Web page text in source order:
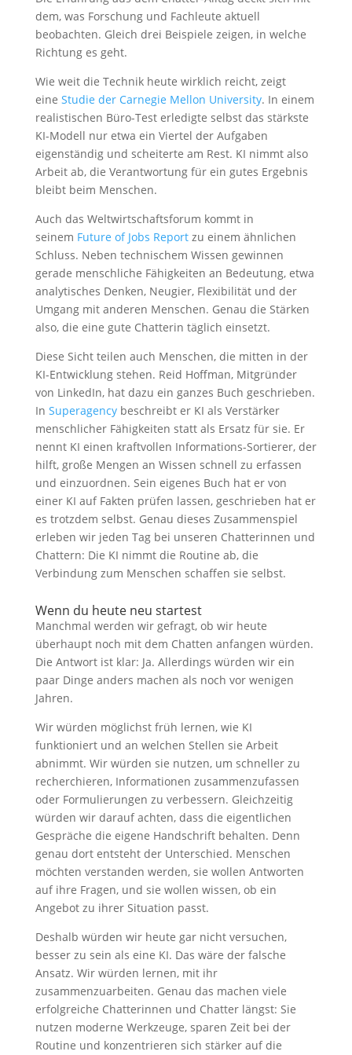
dem, was Forschung und Fachleute aktuell
beobachten. Gleich drei Beispiele zeigen, in welche
Richtung es geht.
Wie weit die Technik heute wirklich reicht, zeigt
eine Studie der Carnegie Mellon University. In einem
realistischen Büro-Test erledigte selbst das stärkste
KI-Modell nur etwa ein Viertel der Aufgaben
eigenständig und scheiterte am Rest. KI nimmt also
Arbeit ab, die Verantwortung für ein gutes Ergebnis
bleibt beim Menschen.
Auch das Weltwirtschaftsforum kommt in
seinem Future of Jobs Reportzu einem ähnlichen
Schluss. Neben technischem Wissen gewinnen
gerade menschliche Fähigkeiten an Bedeutung, etwa
analytisches Denken, Neugier, Flexibilität und der
Umgang mit anderen Menschen. Genau die Stärken
also, die eine gute Chatterin täglich einsetzt.
Diese Sicht teilen auch Menschen, die mitten in der
KI-Entwicklung stehen. Reid Hoffman, Mitgründer
von LinkedIn, hat dazu ein ganzes Buch geschrieben.
In Superagencybeschreibt er KI als Verstärker
menschlicher Fähigkeiten statt als Ersatz für sie. Er
nennt KI einen kraftvollen Informations-Sortierer, der
hilft, große Mengen an Wissen schnell zu erfassen
und einzuordnen. Sein eigenes Buch hat er von
einer KI auf Fakten prüfen lassen, geschrieben hat er
es trotzdem selbst. Genau dieses Zusammenspiel
erleben wir jeden Tag bei unseren Chatterinnen und
Chattern: Die KI nimmt die Routine ab, die
Verbindung zum Menschen schaffen sie selbst.
Wenn du heute neu startest
Manchmal werden wir gefragt, ob wir heute
überhaupt noch mit dem Chatten anfangen würden.
Die Antwort ist klar: Ja. Allerdings würden wir ein
paar Dinge anders machen als noch vor wenigen
Jahren.
Wir würden möglichst früh lernen, wie KI
funktioniert und an welchen Stellen sie Arbeit
abnimmt. Wir würden sie nutzen, um schneller zu
recherchieren, Informationen zusammenzufassen
oder Formulierungen zu verbessern. Gleichzeitig
würden wir darauf achten, dass die eigentlichen
Gespräche die eigene Handschrift behalten. Denn
genau dort entsteht der Unterschied. Menschen
möchten verstanden werden, sie wollen Antworten
auf ihre Fragen, und sie wollen wissen, ob ein
Angebot zu ihrer Situation passt.
Deshalb würden wir heute gar nicht versuchen,
besser zu sein als eine KI. Das wäre der falsche
Ansatz. Wir würden lernen, mit ihr
zusammenzuarbeiten. Genau das machen viele
erfolgreiche Chatterinnen und Chatter längst: Sie
nutzen moderne Werkzeuge, sparen Zeit bei der
Routine und konzentrieren sich stärker auf die